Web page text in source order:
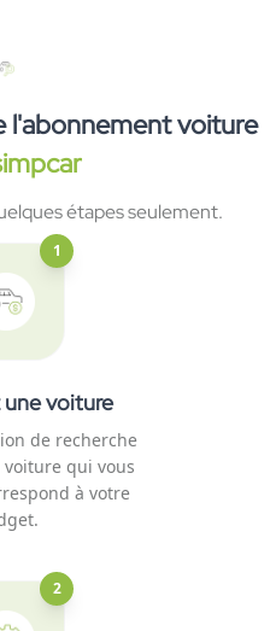
voiture
étapes seulement.
1
une voiture
de recherche
qui vous
à votre
2